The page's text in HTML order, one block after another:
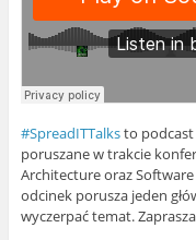
#SpreadITTalksto podcast
poruszane w trakcie
Architecture oraz
odcinek porusza jeden
wyczerpać temat.